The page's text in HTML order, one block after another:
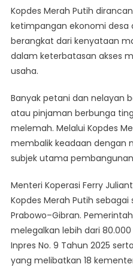
Kopdes Merah Putih
ketimpangan ekonomi desa
berangkat dari kenyataan
dalam keterbatasan akses
usaha.
Banyak petani dan nelayan
atau pinjaman berbunga
melemah. Melalui Kopdes
membalik keadaan dengan
subjek utama
Menteri Koperasi Ferry
Kopdes Merah Putih
Prabowo–Gibran.
melegalkan lebih dari
Inpres No. 9 Tahun 2025
yang melibatkan 18